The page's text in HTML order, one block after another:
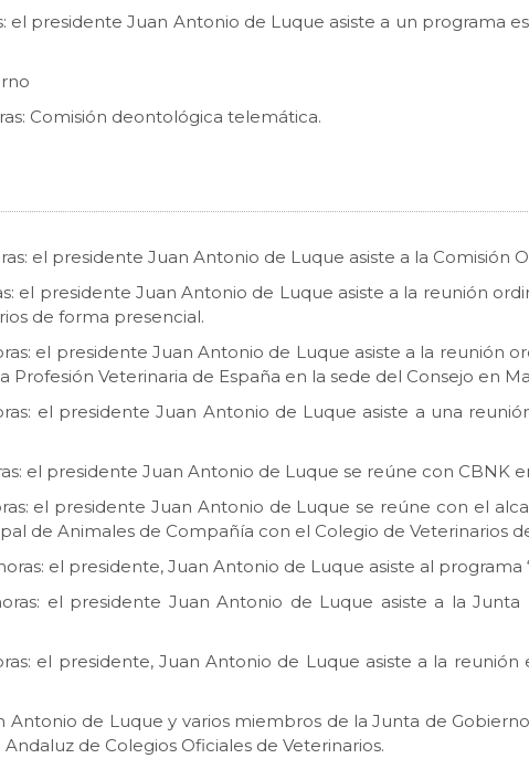
el presidente Juan Antonio de Luque asiste a un programa
Comisión deontológica telemática.
el presidente Juan Antonio de Luque asiste a la Comisión
el presidente Juan Antonio de Luque asiste a la reunión
de forma presencial.
el presidente Juan Antonio de Luque asiste a la reunión
Profesión Veterinaria de España en la sede del Consejo en
el presidente Juan Antonio de Luque asiste a una
el presidente Juan Antonio de Luque se reúne con CBNK
el presidente Juan Antonio de Luque se reúne con el
de Animales de Compañía con el Colegio de Veterinarios
el presidente, Juan Antonio de Luque asiste al programa
el presidente Juan Antonio de Luque asiste a la
el presidente, Juan Antonio de Luque asiste a la
Antonio de Luque y varios miembros de la Junta de
de Colegios Oficiales de Veterinarios.